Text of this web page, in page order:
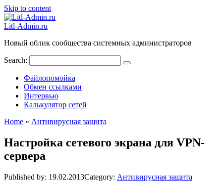
Skip to content
Litl-Admin.ru
Новый облик сообщества системных администраторов
Search:
Файлопомойка
Обмен ссылками
Интервью
Калькулятор сетей
Home » Антивирусная защита
Настройка сетевого экрана для VPN-
сервера
Published by: 19.02.2013Category: Антивирусная защита